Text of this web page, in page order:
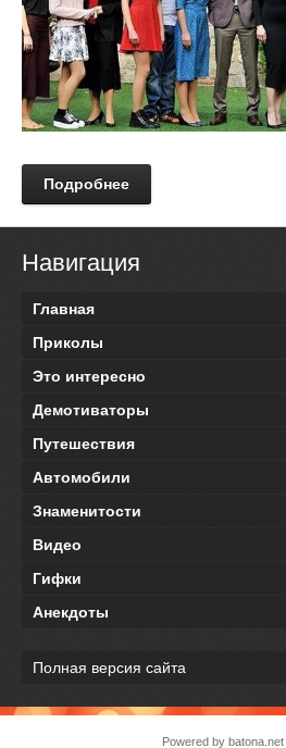
Подробнее
Навигация
Главная
Приколы
Это интересно
Демотиваторы
Путешествия
Автомобили
Знаменитости
Видео
Гифки
Анекдоты
Полная версия сайта
Powered by batona.net